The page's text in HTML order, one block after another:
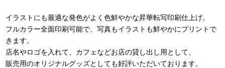
イラストにも最適な発色がよく色鮮やかな昇華転写印刷仕上げ。
フルカラー全面印刷可能で、写真もイラストも鮮やかにプリントで
きます。
店名やロゴを入れて、カフェなどお店の貸し出し用として、
販売用のオリジナルグッズとしても好評いただいております。